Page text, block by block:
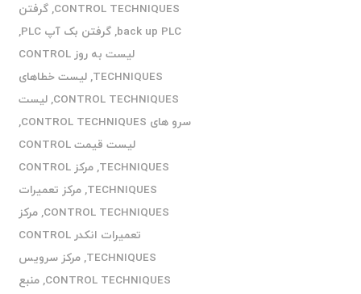
CONTROL TECHNIQUES
,گرفتن
back up PLC
,گرفتن بک آپ PLC
,
لیست به روز CONTROL
TECHNIQUES
,لیست خطاهای
CONTROL TECHNIQUES
,لیست
سرو های CONTROL TECHNIQUES
,
لیست قیمت CONTROL
TECHNIQUES
,
مرکز CONTROL
TECHNIQUES
,مرکز تعمیرات
CONTROL TECHNIQUES
,مرکز
تعمیرات انکدر CONTROL
TECHNIQUES
,مرکز سرویس
CONTROL TECHNIQUES
,منبع